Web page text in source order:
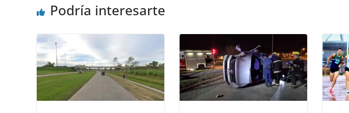
Podría interesarte